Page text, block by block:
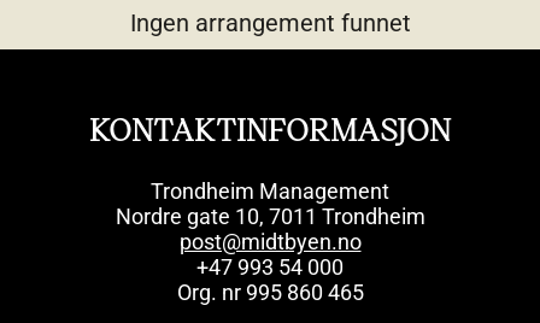
Ingen arrangement funnet
KONTAKTINFORMASJON
Trondheim Management
Nordre gate 10, 7011 Trondheim
post@midtbyen.no
+47 993 54 000
Org. nr 995 860 465